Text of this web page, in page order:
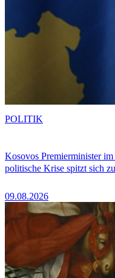
Kosovos Premierminister
politische Krise spitzt sich zu
09.08.2026
POLITIK